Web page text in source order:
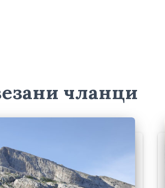
чланци